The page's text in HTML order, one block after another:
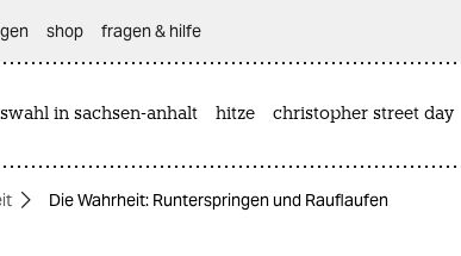
shop fragen & hilfe
in sachsen-anhalt hitze christopher street day
Die Wahrheit: Runterspringen und Rauflaufen